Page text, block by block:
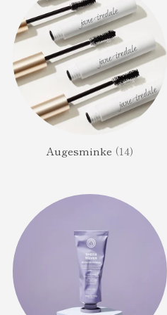
Augesminke (14)